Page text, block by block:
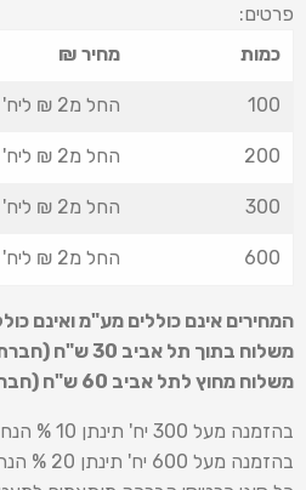
פרטים:
כמות
מחיר ₪
100 החל מ2 ₪ ליח'
200 החל מ2 ₪ ליח'
300 החל מ2 ₪ ליח'
600 החל מ2 ₪ ליח'
המחירים אינם כוללים מע"מ ואינם
משלוח בתוך תל אביב 30 ש
"ח
משלוח מחוץ לתל אביב 60 ש
"ח
בהזמנה מעל 300 יח' תינתן 10 % הנחה.
בהזמנה מעל 600 יח' תינתן 20 % הנחה.